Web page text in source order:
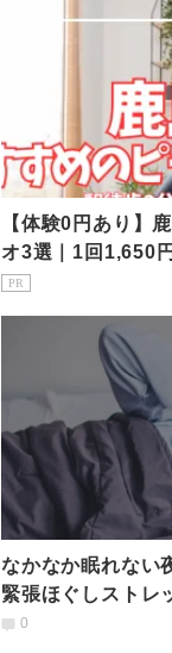
【体験0円あり】
オ3選｜1回1,650
PR
なかなか眠れない
緊張ほぐしストレ
0